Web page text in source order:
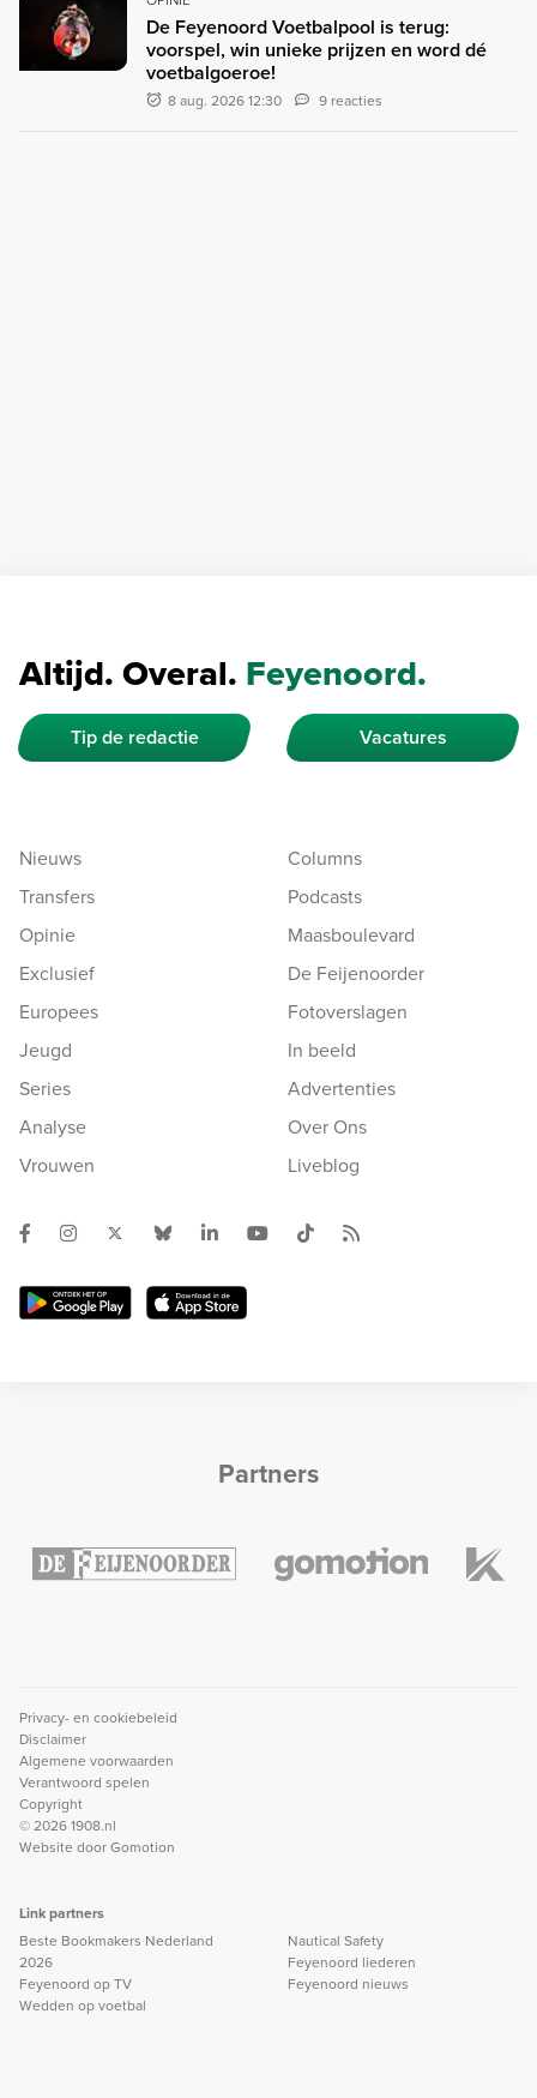
De Feyenoord Voetbalpool is terug:
voorspel, win unieke prijzen en word dé
voetbalgoeroe!
8 aug. 2026 12:30 9 reacties
Altijd. Overal. Feyenoord.
Tip de redactie Vacatures
Nieuws
Transfers
Opinie
Exclusief
Europees
Jeugd
Series
Analyse
Vrouwen
Columns
Podcasts
Maasboulevard
De Feijenoorder
Fotoverslagen
In beeld
Advertenties
Over Ons
Liveblog
Partners
Privacy- en cookiebeleid
Disclaimer
Algemene voorwaarden
Verantwoord spelen
Copyright
© 2026 1908.nl
Website doorGomotion
Link partners
Beste Bookmakers Nederland
2026
Feyenoord op TV
Wedden op voetbal
Nautical Safety
Feyenoord liederen
Feyenoord nieuws